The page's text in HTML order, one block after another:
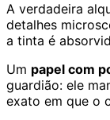
A verdadeira
detalhes
a tinta é
Um papel com
guardião: ele
exato em que o